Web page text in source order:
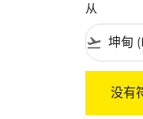
从
flight_takeoff
没有